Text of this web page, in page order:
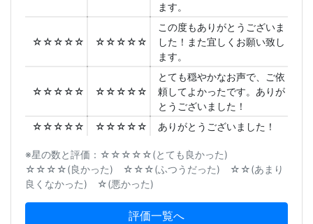
ます。
☆☆☆☆☆ ☆☆☆☆☆
この度もありがとうございま
した！また宜しくお願い致し
ます。
☆☆☆☆☆ ☆☆☆☆☆
とても穏やかなお声で、ご依
頼してよかったです。ありが
とうございました！
☆☆☆☆☆
☆☆☆☆☆ ありがとうございました！
※星の数と評価：☆☆☆☆☆(とても良かった)
☆☆☆☆(良かった) ☆☆☆(ふつうだった) ☆☆(あまり
良くなかった) ☆(悪かった)
評価一覧へ